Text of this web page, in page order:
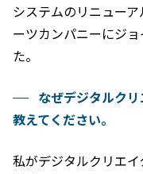
システムのリニュー
ーツカンパニーにジ
た。
なぜデジタルク
教えてください。
私がデジタルクリエ